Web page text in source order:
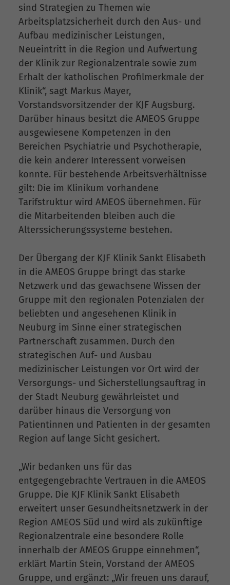
sind Strategien zu Themen wie
Arbeitsplatzsicherheit durch den Aus- und
Aufbau medizinischer Leistungen,
Neueintritt in die Region und Aufwertung
der Klinik zur Regionalzentrale sowie zum
Erhalt der katholischen Profilmerkmale der
Klinik“, sagt Markus Mayer,
Vorstandsvorsitzender der KJF Augsburg.
Darüber hinaus besitzt die AMEOS Gruppe
ausgewiesene Kompetenzen in den
Bereichen Psychiatrie und Psychotherapie,
die kein anderer Interessent vorweisen
konnte. Für bestehende Arbeitsverhältnisse
gilt: Die im Klinikum vorhandene
Tarifstruktur wird AMEOS übernehmen. Für
die Mitarbeitenden bleiben auch die
Alterssicherungssysteme bestehen.
Der Übergang der KJF Klinik Sankt Elisabeth
in die AMEOS Gruppe bringt das starke
Netzwerk und das gewachsene Wissen der
Gruppe mit den regionalen Potenzialen der
beliebten und angesehenen Klinik in
Neuburg im Sinne einer strategischen
Partnerschaft zusammen. Durch den
strategischen Auf- und Ausbau
medizinischer Leistungen vor Ort wird der
Versorgungs- und Sicherstellungsauftrag in
der Stadt Neuburg gewährleistet und
darüber hinaus die Versorgung von
Patientinnen und Patienten in der gesamten
Region auf lange Sicht gesichert.
„Wir bedanken uns für das
entgegengebrachte Vertrauen in die AMEOS
Gruppe. Die KJF Klinik Sankt Elisabeth
erweitert unser Gesundheitsnetzwerk in der
Region AMEOS Süd und wird als zukünftige
Regionalzentrale eine besondere Rolle
innerhalb der AMEOS Gruppe einnehmen“,
erklärt Martin Stein, Vorstand der AMEOS
Gruppe, und ergänzt: „Wir freuen uns darauf,